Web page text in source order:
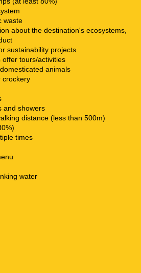
waste
about the destination's ecosystems,
sustainability projects
offer tours/activities
animals
crockery
and showers
distance (less than 500m)
times
water